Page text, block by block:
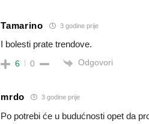
Tamarino 3 godine prije
I bolesti prate trendove.
6 0 Odgovori
mrdo 3 godine prije
Po potrebi će u budućnosti opet da